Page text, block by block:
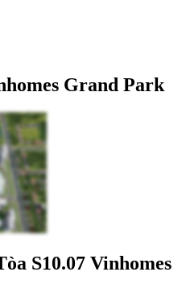
Grand Park
S10.07 Vinhomes